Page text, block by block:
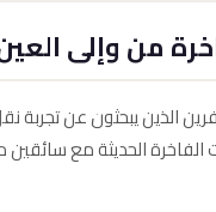
من وإلى
الذين يبحثون عن تجربة
الفاخرة الحديثة مع